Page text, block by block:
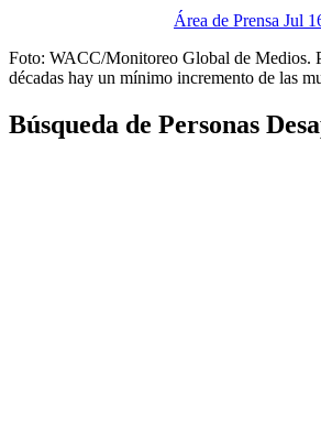
Área de Prensa Jul
Foto: WACC/Monitoreo Global de Medios. Por primera vez, en dos
décadas hay un mínimo incremento de las
Búsqueda de Personas